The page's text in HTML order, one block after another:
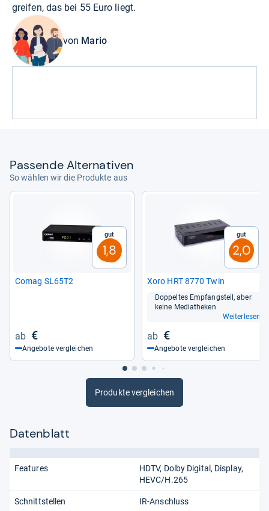
greifen, das bei 55 Euro liegt.
von Mario
Pas­sende Alter­na­ti­ven
So wählen wir die Produkte aus
Gut
1,8
Comag SL65T2
€
Angebote vergleichen
Gut
2,0
Xoro HRT 8770 Twin
Dop­pel­tes Emp­fangs­teil, aber
keine Media­the­ken
Weiterlesen
€
Angebote vergleichen
Produkte vergleichen
Datenblatt
Features HDTV Dolby Digital
Display
HEVC/H.265
Schnittstellen IR-Anschluss